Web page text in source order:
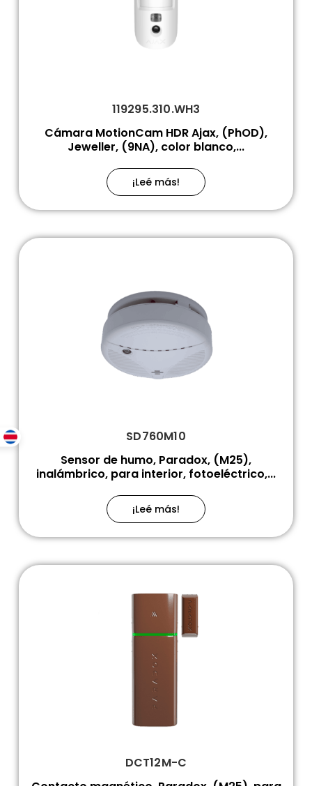
119295.310.WH3
Cámara MotionCam HDR Ajax, (PhOD),
Jeweller, (9NA), color blanco,...
¡Leé más!
SD760M10
Sensor de humo, Paradox, (M25),
inalámbrico, para interior, fotoeléctrico,...
¡Leé más!
DCT12M-C